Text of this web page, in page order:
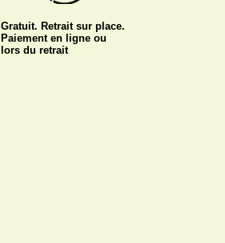
Gratuit. Retrait sur place.
Paiement en ligne ou
lors du retrait